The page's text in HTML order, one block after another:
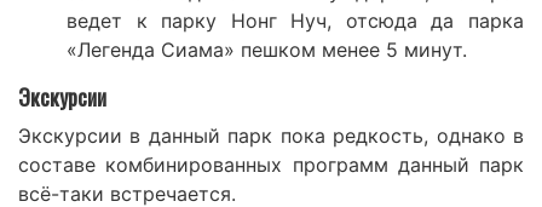
ведет к парку Нонг Нуч, отсюда да парка
«Легенда Сиама» пешком менее 5 минут.
Экскурсии
Экскурсии в данный парк пока редкость, однако в
составе комбинированных программ данный парк
всё-таки встречается.